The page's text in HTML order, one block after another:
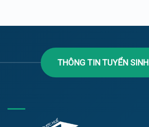
THÔNG TIN TUYỂN SINH